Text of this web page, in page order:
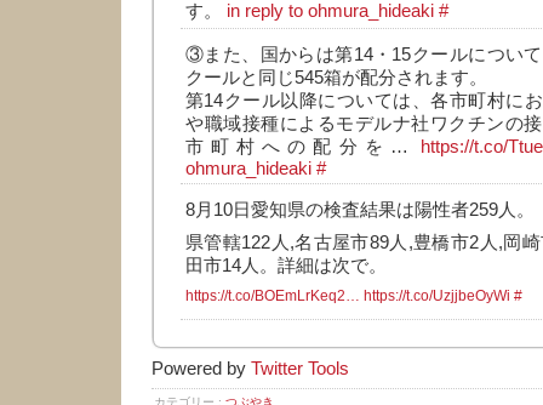
す。 in reply to ohmura_hideaki #
③また、国からは第14・15クールについ
クールと同じ545箱が配分されます。
第14クール以降については、各市町村に
や職域接種によるモデルナ社ワクチンの
市町村への配分を…
https://t.co/
ohmura_hideaki #
8月10日愛知県の検査結果は陽性者259人。
県管轄122人,名古屋市89人,豊橋市2人,岡
田市14人。詳細は次で。
https://t.co/BOEmLrKeq2… https://t.co/UzjjbeOyWi #
Powered by Twitter Tools
カテゴリー : つぶやき